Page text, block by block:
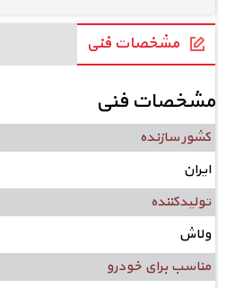
مشخصات فنی
مشخصات فنی
کشور سازنده
ایران
تولیدکننده
ولاش
مناسب برای خودرو